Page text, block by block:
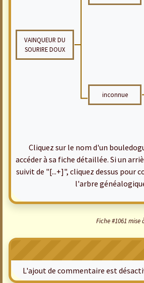
VAINQUEUR DU
SOURIRE DOUX
inconnue
Cliquez sur le nom d'un
accéder à sa fiche détaillée. Si un
suivit de "[...+]", cliquez dessus pour
l'arbre
Fiche #1061 mise
L'ajout de commentaire est